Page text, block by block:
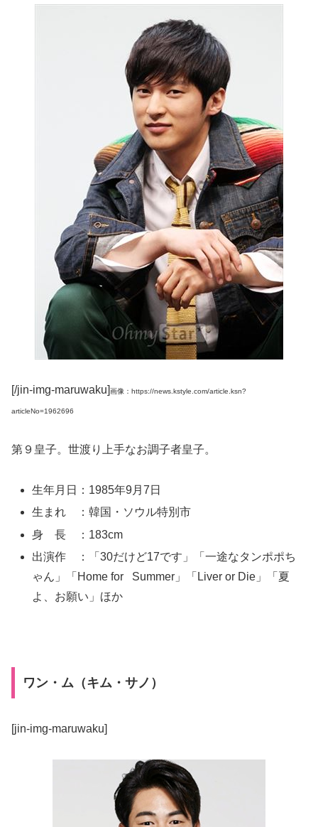
[/jin-img-maruwaku]画像：https://news.kstyle.com/article.ksn?
articleNo=1962696
第９皇子。世渡り上手なお調子者皇子。
生年月日：1985年9月7日
生まれ ：韓国・ソウル特別市
身 長 ：183cm
出演作 ：「30だけど17です」「一途なタンポポち
ゃん」「Home for Summer」「Liver or Die」「夏
よ、お願い」ほか
ワン・ム（キム・サノ）
[jin-img-maruwaku]